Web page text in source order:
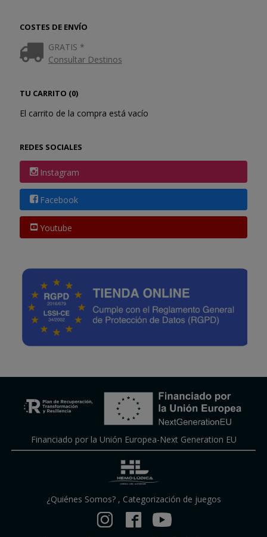
COSTES DE ENVÍO
GRATIS *
Consultar Destinos
TU CARRITO (0)
El carrito de la compra está vacío
REDES SOCIALES
Instagram
Facebook
Youtube
Financiado por la Unión Europea-Next Generation EU
¿Quiénes Somos?, Categorización de juegos